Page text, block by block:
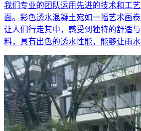
我们专业的团队运用先进的技术和工
面。彩色透水混凝土宛如一幅艺术画
让人们行走其中，感受到独特的舒适
料，具有出色的透水性能，能够让雨